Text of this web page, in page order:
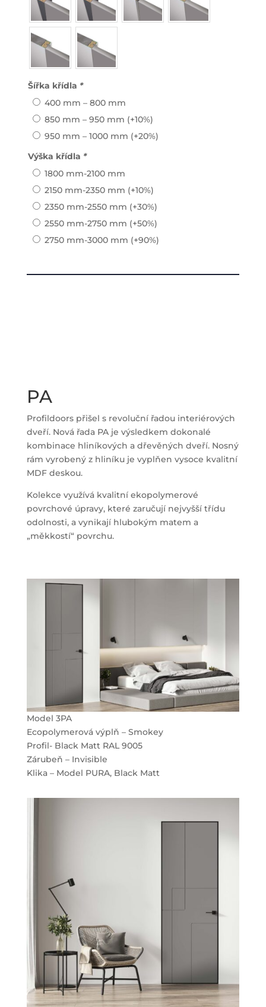
Šířka křídla *
400 mm – 800 mm
850 mm – 950 mm (+10%)
950 mm – 1000 mm (+20%)
Výška křídla *
1800 mm-2100 mm
2150 mm-2350 mm (+10%)
2350 mm-2550 mm (+30%)
2550 mm-2750 mm (+50%)
2750 mm-3000 mm (+90%)
PA
Profildoors přišel s revoluční řadou interiérových
dveří. Nová řada PA je výsledkem dokonalé
kombinace hliníkových a dřevěných dveří. Nosný
rám vyrobený z hliníku je vyplňen vysoce kvalitní
MDF deskou.
Kolekce využívá kvalitní ekopolymerové
povrchové úpravy, které zaručují nejvyšší třídu
odolnosti, a vynikají hlubokým matem a
„měkkostí“ povrchu.
Model 3PA
Ecopolymerová výplň – Smokey
Profil- Black Matt RAL 9005
Zárubeň – Invisible
Klika – Model PURA, Black Matt